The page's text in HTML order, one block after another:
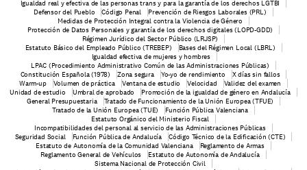
Igualdad real y efectiva de las personas trans y para la garantía de los derechos LGTBI
Defensor del Pueblo
Código Penal
Prevención de Riesgos Laborales (PRL)
Medidas de Protección Integral contra la Violencia de Género
Protección de Datos Personales y garantía de los derechos digitales (LOPD-GDD)
Régimen Jurídico del Sector Público (LRJSP)
Estatuto Básico del Empleado Público (TREBEP)
Bases del Régimen Local (LBRL)
Igualdad efectiva de mujeres y hombres
LPAC (Procedimiento Administrativo Común de las Administraciones Públicas)
Constitución Española (1978)
Zona segura Yo-yo de rendimiento
X días sin fallos
Warm-up
Volumen de práctica Ventana de estudio Velocidad
Validez del examen
Unidad de estudio
Umbral de aprobado
Promoción de la igualdad de género en Andalucía
General Presupuestaria
Tratado de Funcionamiento de la Unión Europea (TFUE)
Tratado de la Unión Europea (TUE)
Función Pública Valenciana
Estatuto Orgánico del Ministerio Fiscal
Incompatibilidades del personal al servicio de las Administraciones Públicas
Seguridad Social
Función Pública de Andalucía
Código Técnico de la Edificación (CTE)
Estatuto de Autonomía de la Comunidad Valenciana
Reglamento de Armas
Reglamento General de Vehículos
Estatuto de Autonomía de Andalucía
Sistema Nacional de Protección Civil